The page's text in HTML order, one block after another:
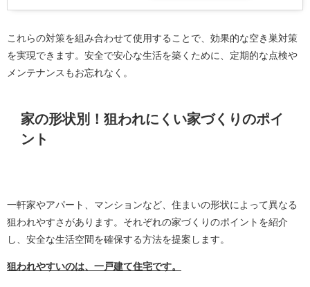
これらの対策を組み合わせて使用することで、効果的な空き巣対策
を実現できます。安全で安心な生活を築くために、定期的な点検や
メンテナンスもお忘れなく。
家の形状別！狙われにくい家づくりのポイ
ント
一軒家やアパート、マンションなど、住まいの形状によって異なる
狙われやすさがあります。それぞれの家づくりのポイントを紹介
し、安全な生活空間を確保する方法を提案します。
狙われやすいのは、一戸建て住宅です。